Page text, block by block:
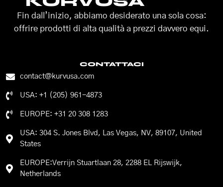
Fin dall’inizio, abbiamo desiderato una sola cosa:
offrire prodotti di alta qualità a prezzi davvero equi.
CONTATTACI
contact@kurvusa.com
USA: +1 (205) 961-4873
EUROPE: +31 20 308 1283
USA: 304 S. Jones Blvd, Las Vegas, NV, 89107, United
States
EUROPE:Verrijn Stuartlaan 28, 2288 EL Rijswijk,
Netherlands